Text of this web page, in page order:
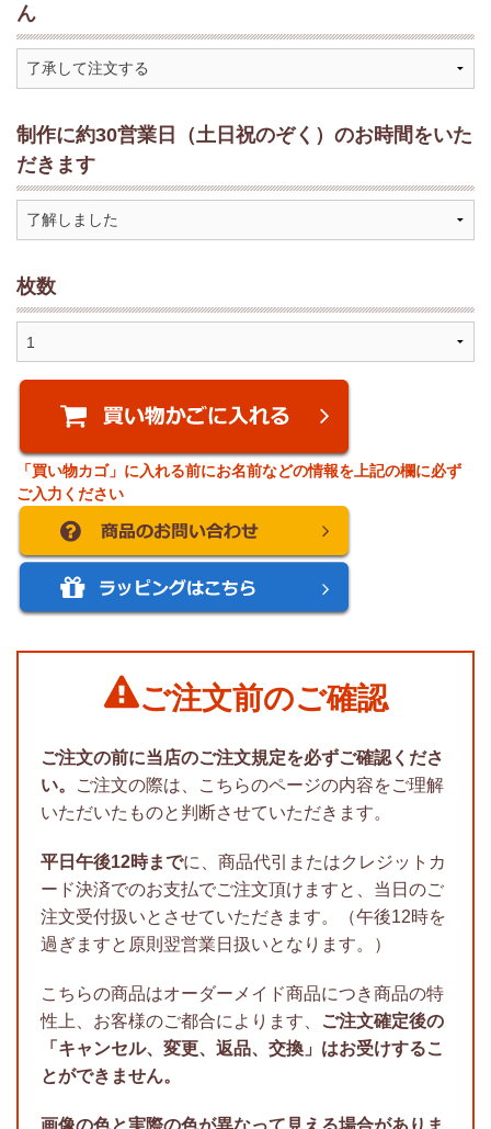
ん
制作に約30営業日（土日祝のぞく）のお時間をいた
だきます
枚数
「買い物カゴ」に入れる前にお名前などの情報を上記の欄に必ず
ご入力ください
ご注文前のご確認
ご注文の前に当店のご注文規定を必ずご確認くださ
い。
ご注文の際は、こちらのページの内容をご理解
いただいたものと判断させていただきます。
平日午後12時までに、商品代引またはクレジットカ
ード決済でのお支払でご注文頂けますと、当日のご
注文受付扱いとさせていただきます。（午後12時を
過ぎますと原則翌営業日扱いとなります。）
こちらの商品はオーダーメイド商品につき商品の特
性上、お客様のご都合によります、
ご注文確定後の
「キャンセル、変更、返品、交換」はお受けするこ
とができません。